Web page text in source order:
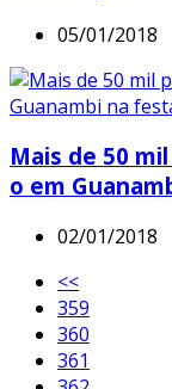
05/01/2018
Mais de 50
o em
02/01/2018
<<
359
360
361